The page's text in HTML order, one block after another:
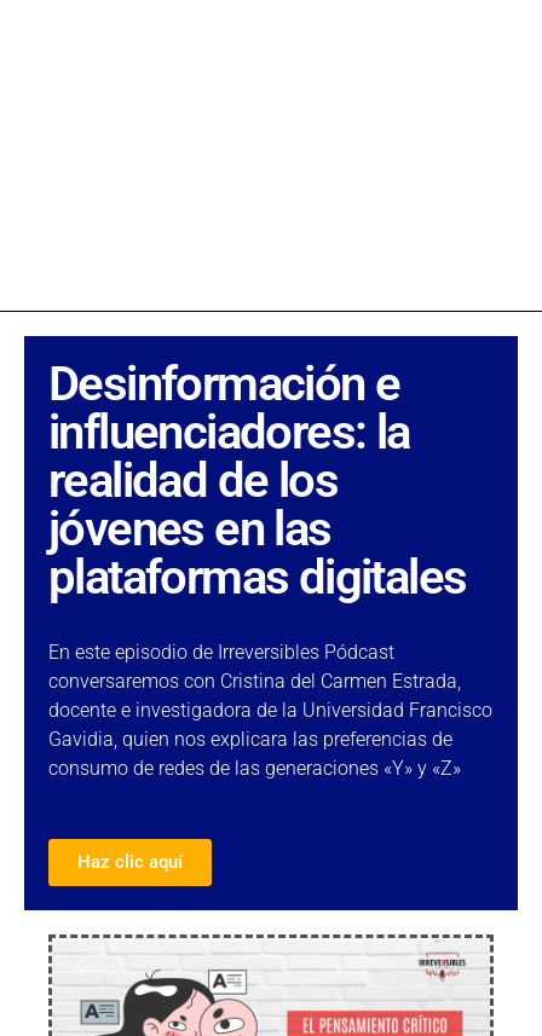
Desinformación e
influenciadores: la
realidad de los
jóvenes en las
plataformas digitales
En este episodio de Irreversibles Pódcast
conversaremos con Cristina del Carmen Estrada,
docente e investigadora de la Universidad Francisco
Gavidia, quien nos explicara las preferencias de
consumo de redes de las generaciones «Y» y «Z»
Haz clic aquí